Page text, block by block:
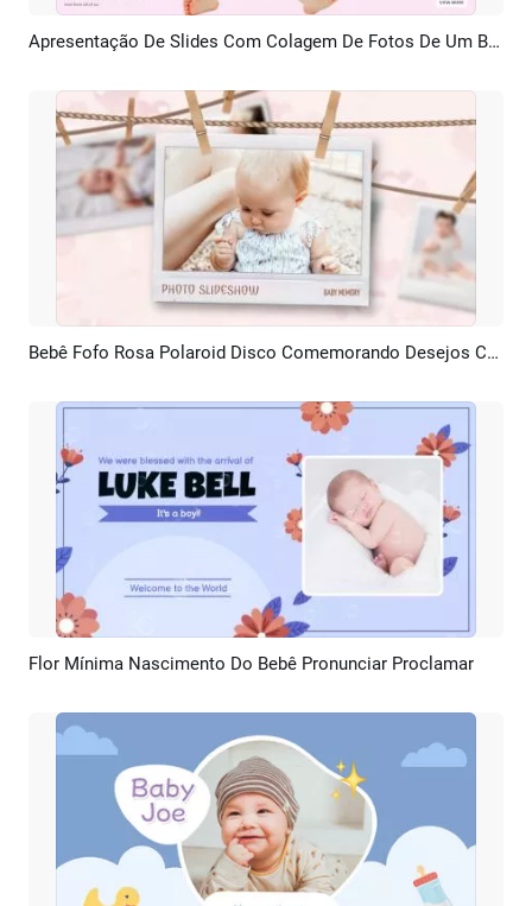
Pré-visualizar Criar IA Apresentação De Slides Com Colagem De Fotos De Um Bebê Fofo E Rosa Para Comemorar Seu Primeiro Aniversário
Pré-visualizar Criar IA Bebê Fofo Rosa Polaroid Disco Comemorando Desejos Colagem De Fotos Apresentação De Slides
Pré-visualizar Criar IA
Flor Mínima Nascimento Do Bebê Pronunciar Proclamar